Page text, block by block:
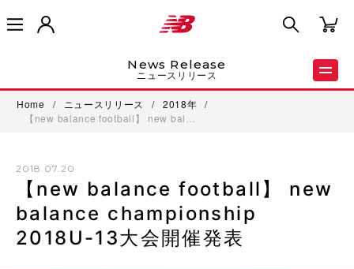
News Release
ニュースリリース
Home / ニュースリリース / 2018年
/
【new balance football】 new bal…
2018.07.20
【new balance football】 new
balance championship
2018U-13大会開催発表